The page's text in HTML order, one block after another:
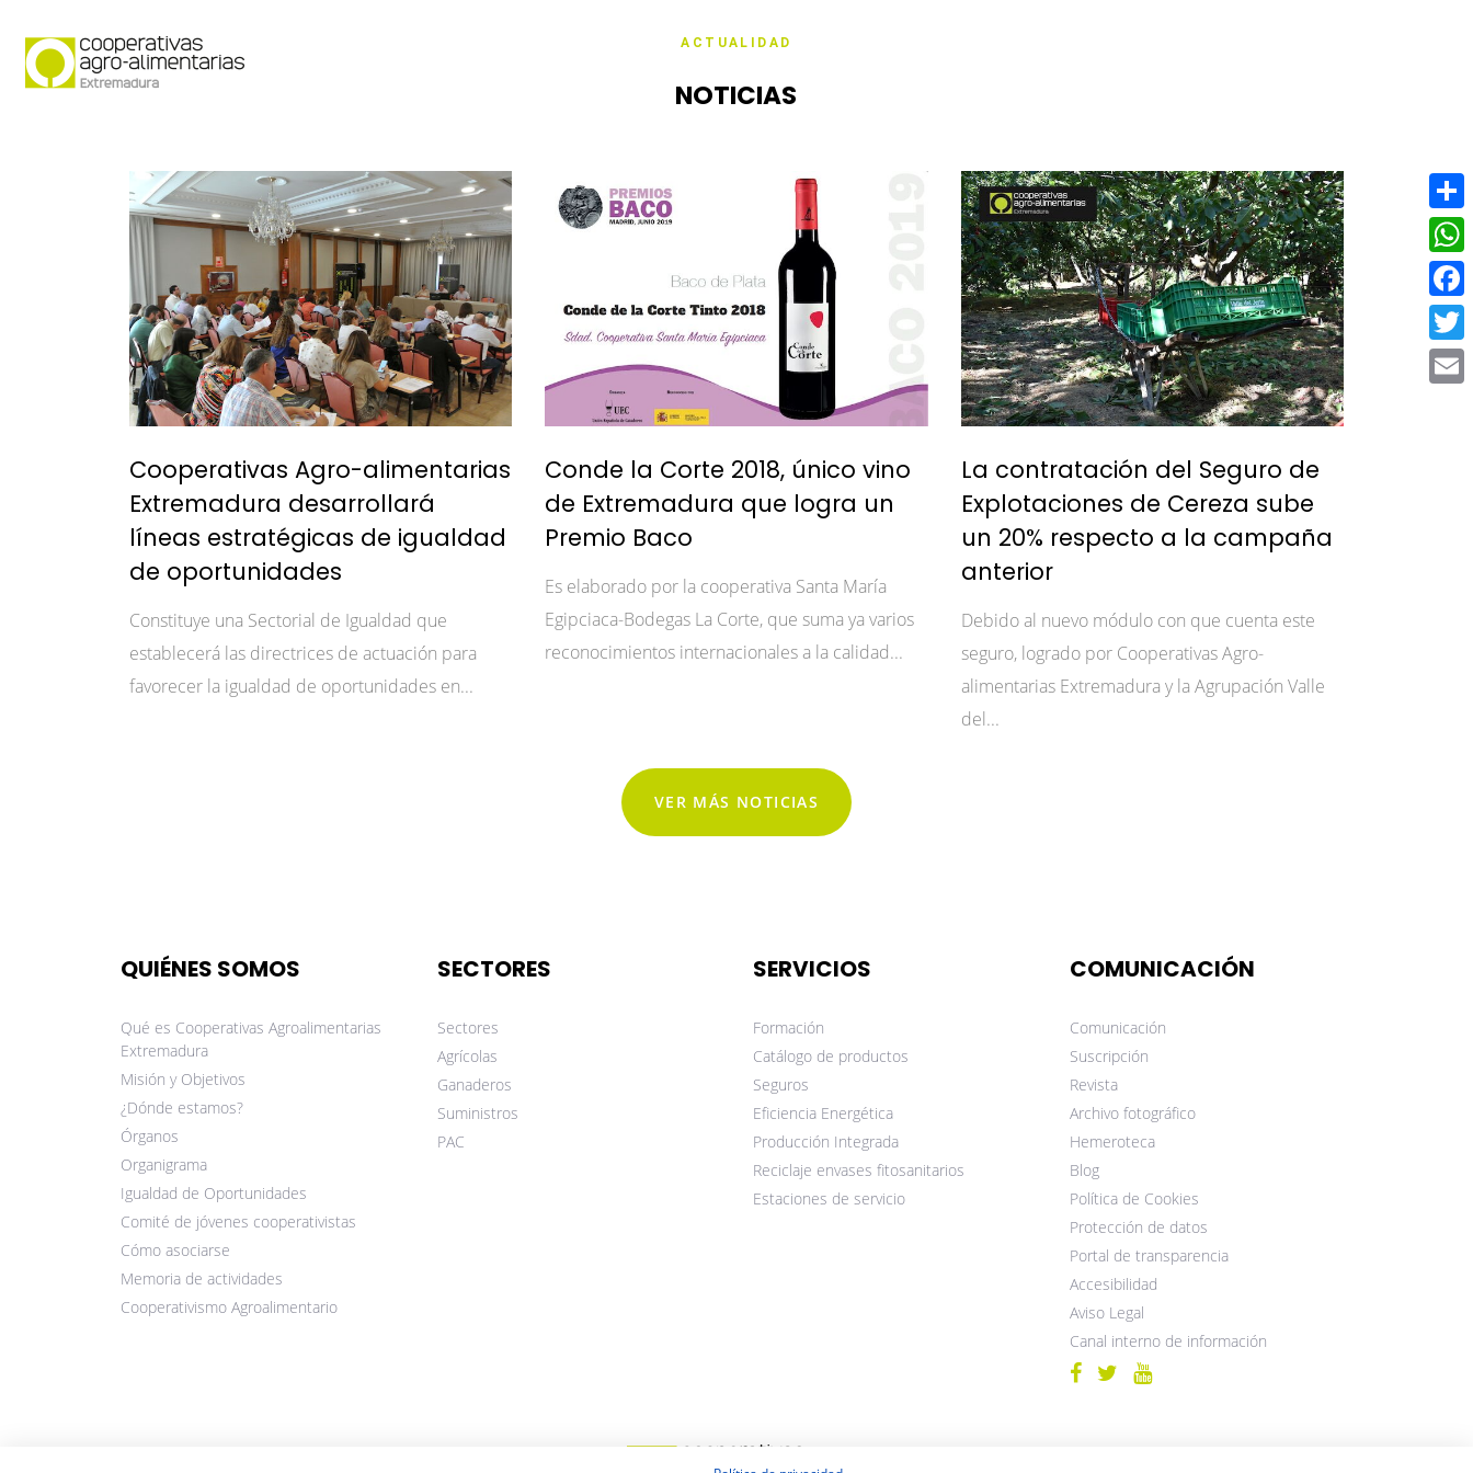
ACTUALIDAD
NOTICIAS
Cooperativas Agro-alimentarias
Extremadura desarrollará
líneas estratégicas de igualdad
de oportunidades
Constituye una Sectorial de Igualdad que
establecerá las directrices de actuación para
favorecer la igualdad de oportunidades en...
Conde la Corte 2018, único vino
de Extremadura que logra un
Premio Baco
Es elaborado por la cooperativa Santa María
Egipciaca-Bodegas La Corte, que suma ya varios
reconocimientos internacionales a la calidad...
La contratación del Seguro de
Explotaciones de Cereza sube
un 20% respecto a la campaña
anterior
Debido al nuevo módulo con que cuenta este
seguro, logrado por Cooperativas Agro-
alimentarias Extremadura y la Agrupación Valle
del...
VER MÁS NOTICIAS
QUIÉNES SOMOS
Qué es Cooperativas Agroalimentarias
Extremadura
Misión y Objetivos
¿Dónde estamos?
Órganos
Organigrama
Igualdad de Oportunidades
Comité de jóvenes cooperativistas
Cómo asociarse
Memoria de actividades
Cooperativismo Agroalimentario
SECTORES
Sectores
Agrícolas
Ganaderos
Suministros
PAC
SERVICIOS
Formación
Catálogo de productos
Seguros
Eficiencia Energética
Producción Integrada
Reciclaje envases fitosanitarios
Estaciones de servicio
COMUNICACIÓN
Comunicación
Suscripción
Revista
Archivo fotográfico
Hemeroteca
Blog
Política de Cookies
Protección de datos
Portal de transparencia
Accesibilidad
Aviso Legal
Canal interno de información